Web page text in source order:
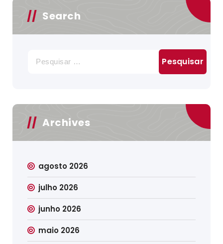
Search
por:
Archives
agosto 2026
julho 2026
junho 2026
maio 2026